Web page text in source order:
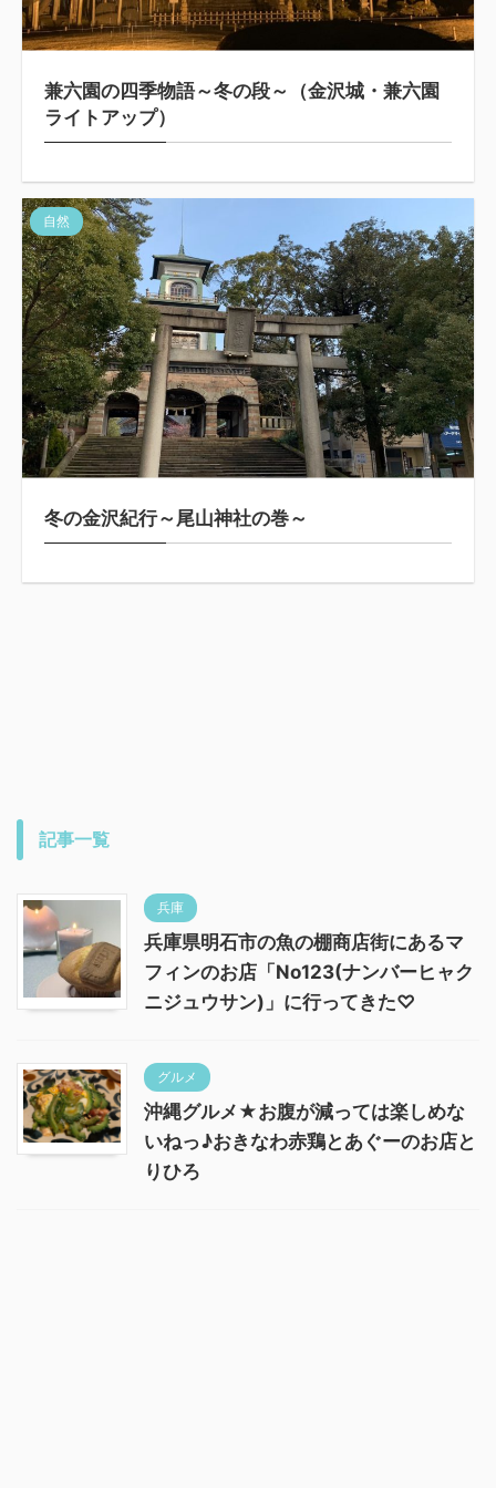
兼六園の四季物語～冬の段～（金沢城・兼六園
ライトアップ）
自然
冬の金沢紀行～尾山神社の巻～
記事一覧
兵庫
兵庫県明石市の魚の棚商店街にあるマ
フィンのお店「No123(ナンバーヒャク
ニジュウサン)」に行ってきた♡
グルメ
沖縄グルメ★お腹が減っては楽しめな
いねっ♪おきなわ赤鶏とあぐーのお店と
りひろ